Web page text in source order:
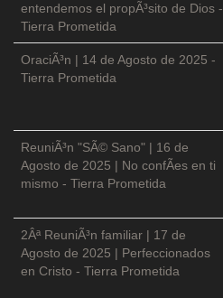
entendemos el propÃ³sito de Dios -
Tierra Prometida
OraciÃ³n | 14 de Agosto de 2025 -
Tierra Prometida
ReuniÃ³n "SÃ© Sano" | 16 de
Agosto de 2025 | No confÃ­es en ti
mismo - Tierra Prometida
2Âª ReuniÃ³n familiar | 17 de
Agosto de 2025 | Perfeccionados
en Cristo - Tierra Prometida